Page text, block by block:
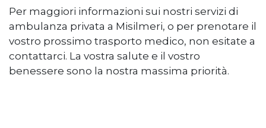
Per maggiori informazioni sui nostri servizi di
ambulanza privata a Misilmeri, o per prenotare il
vostro prossimo trasporto medico, non esitate a
contattarci. La vostra salute e il vostro
benessere sono la nostra massima priorità.